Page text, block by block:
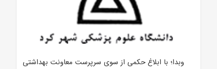
وبدا؛ با ابلاغ حکمی از سوی سرپرست معاونت بهداشتی